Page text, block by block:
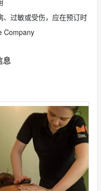
过敏或受伤，应在预订时
Company
息